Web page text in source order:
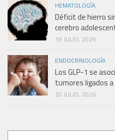
HEMATOLOGÍA
Déficit de hierro
cerebro
19 JULIO, 2026
ENDOCRINOLOGÍA
Los GLP-1 se
tumores ligados
20 JULIO, 2026